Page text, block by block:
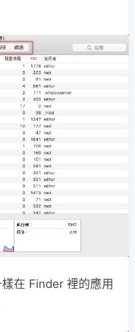
在 Finder 裡的應用